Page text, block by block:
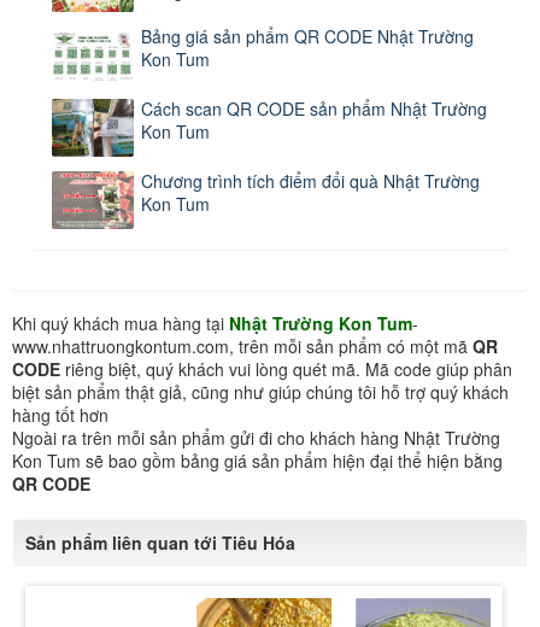
Bảng giá sản phẩm QR CODE Nhật Trường
Kon Tum
Cách scan QR CODE sản phẩm Nhật Trường
Kon Tum
Chương trình tích điểm đổi quà Nhật Trường
Kon Tum
Khi quý khách mua hàng tại Nhật Trường Kon Tum-
www.nhattruongkontum.com, trên mỗi sản phẩm có một mã QR
CODE riêng biệt, quý khách vui lòng quét mã. Mã code giúp phân
biệt sản phẩm thật giả, cũng như giúp chúng tôi hỗ trợ quý khách
hàng tốt hơn
Ngoài ra trên mỗi sản phẩm gửi đi cho khách hàng Nhật Trường
Kon Tum sẽ bao gồm bảng giá sản phẩm hiện đại thể hiện bằng
QR CODE
Sản phẩm liên quan tới Tiêu Hóa